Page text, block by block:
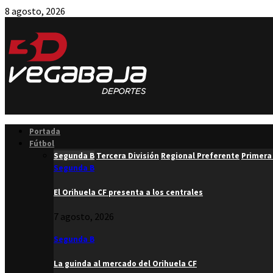
8 agosto, 2026
Portada
Fútbol
Segunda B Tercera División Regional Preferente
Segunda B
El Orihuela CF presenta a los centrales
7 agosto, 2026
Segunda B
La guinda al mercado del Orihuela CF